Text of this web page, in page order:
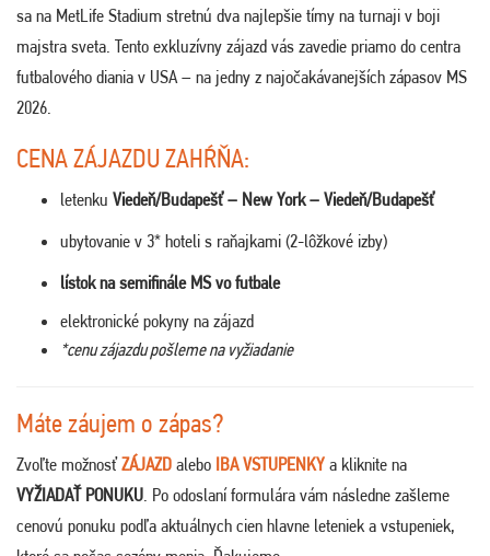
sa na MetLife Stadium stretnú dva najlepšie tímy na turnaji v boji
majstra sveta. Tento exkluzívny zájazd vás zavedie priamo do centra
futbalového diania v USA – na jedny z najočakávanejších zápasov MS
2026.
CENA ZÁJAZDU ZAHŔŇA:
letenku Viedeň/Budapešť – New York – Viedeň/Budapešť
ubytovanie v 3* hoteli s raňajkami (2-lôžkové izby)
lístok na semifinále MS vo futbale
elektronické pokyny na zájazd
*cenu zájazdu pošleme na vyžiadanie
Máte záujem o zápas?
Zvoľte možnosťZÁJAZD alebo IBA VSTUPENKY a kliknite na
VYŽIADAŤ PONUKU. Po odoslaní formulára vám následne zašleme
cenovú ponuku podľa aktuálnych cien hlavne leteniek a vstupeniek,